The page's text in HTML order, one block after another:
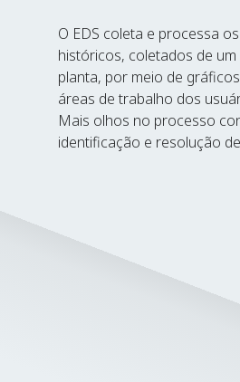
O EDS coleta e processa
históricos, coletados de
planta, por meio de
áreas de trabalho dos
Mais olhos no processo
identificação e resolução